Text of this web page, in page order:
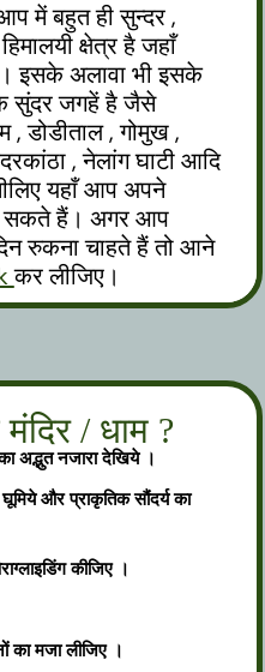
में बहुत ही सुन्दर ,
क्षेत्र है जहाँ
इसके अलावा भी इसके
सुंदर जगहें है जैसे
, डोडीताल , गोमुख ,
, नेलांग घाटी आदि
यहाँ आप अपने
सकते हैं। अगर आप
रुकना चाहते हैं तो आने
कर लीजिए।
मंदिर / धाम ?
अद्भुत नजारा देखिये।
और प्राकृतिक सौंदर्य का
कीजिए ।
का मजा लीजिए ।